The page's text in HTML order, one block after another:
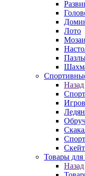
Лото
Назад
Товары для
Назад